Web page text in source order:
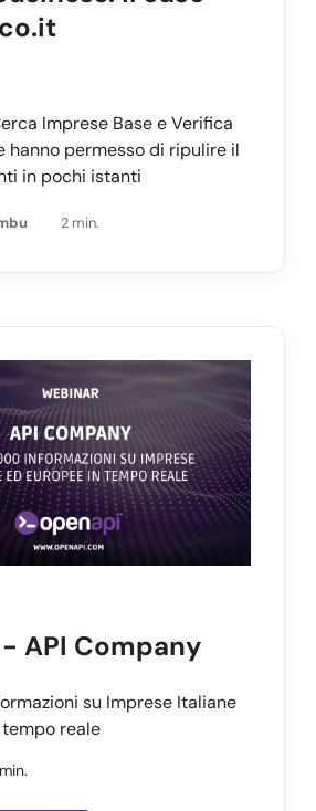
Imprese Base e Verifica
hanno permesso di ripulire il
in pochi istanti
2 min.
API Company
su Imprese Italiane
reale